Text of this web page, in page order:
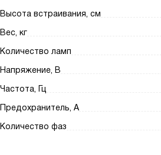
Высота встраивания, см
Вес, кг
Количество ламп
Напряжение, В
Частота, Гц
Предохранитель, А
Количество фаз